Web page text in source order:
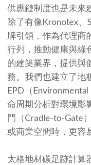
供應鏈制度也是未來
除了有像Kronotex、
牌引領，作為代理商
行列，推動健康與綠
的建築業界，提供與
務。我們也建立了地
EPD（
命周期分析對環境影
門（Cradle-to-Gate
或商業空間時，更容
太格地材碳足跡計算